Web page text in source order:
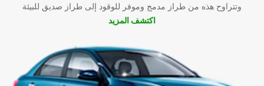
وتتراوح هذه من طراز مدمج وموفر للوقود إلى طراز صديق للبيئة
اكتشف المزيد